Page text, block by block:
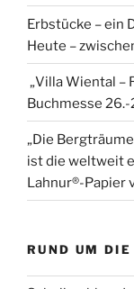
Erbstücke – ein
Heute –
„Villa Wiental –
Buchmesse
„Die
ist die weltweit
Lahnur®-Papier
RUND UM DIE